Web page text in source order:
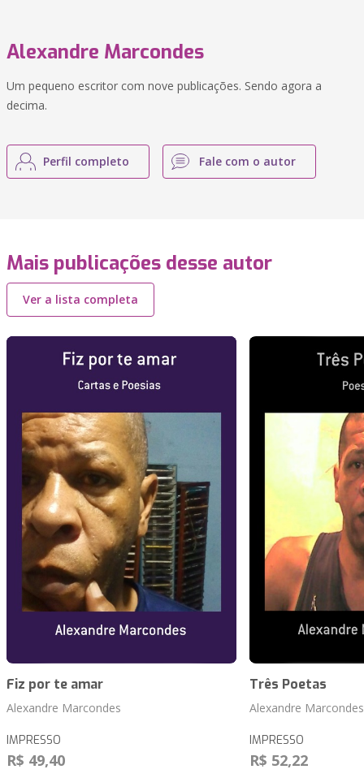
Alexandre Marcondes
Um pequeno escritor com nove publicações. Sendo agora a
decima.
Perfil completo Fale com o autor
Mais publicações desse autor
Ver a lista completa
Fiz por te amar
Alexandre Marcondes
IMPRESSO
R$ 49,40
Três Poetas
Alexandre Marcondes
IMPRESSO
R$ 52,22